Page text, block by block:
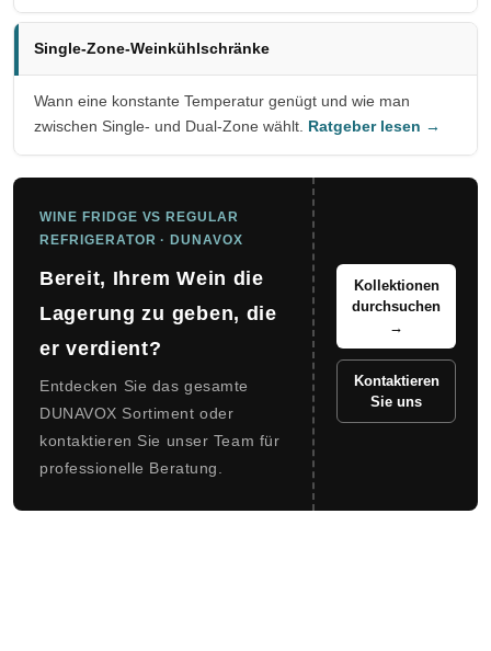
Single-Zone-Weinkühlschränke
Wann eine konstante Temperatur genügt und wie man
zwischen Single- und Dual-Zone wählt. Ratgeber lesen →
WINE FRIDGE VS REGULAR
REFRIGERATOR · DUNAVOX
Bereit, Ihrem Wein die
Lagerung zu geben, die
er verdient?
Entdecken Sie das gesamte
DUNAVOX Sortiment oder
kontaktieren Sie unser Team für
professionelle Beratung.
Kollektionen
durchsuchen
→
Kontaktieren
Sie uns